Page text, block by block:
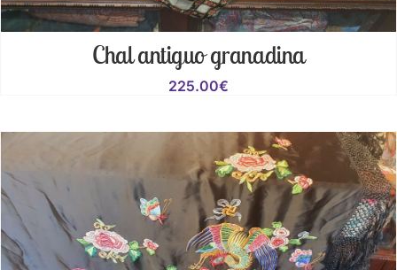
Chal antiguo granadina
225.00€